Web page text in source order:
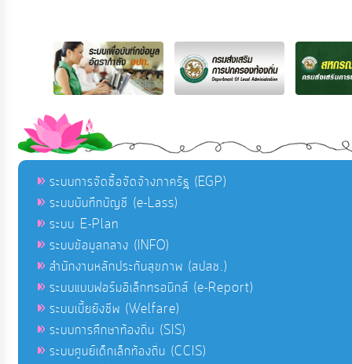
ระบบการจัดซื้อจัดจ้างภาครัฐ (EGP)
ระบบบันทึกบัญชี (e-Lass)
ระบบ E-Plan
ระบบข้อมูลกลาง (INFO)
สำนักงานหลักประกันสุขภาพ (สปสช.)
ระบบแบบฟอร์มอิเล็กทรอนิกส์ (e-Report)
ระบบเบี้ยยังชีพ (Welfare)
ระบบการศึกษาท้องถิ่น (SIS)
ระบบศูนย์เด็กเล็กท้องถิ่น (CCIS)